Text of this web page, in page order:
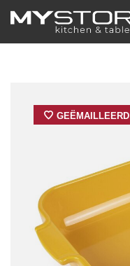
GEËMAILLEERD